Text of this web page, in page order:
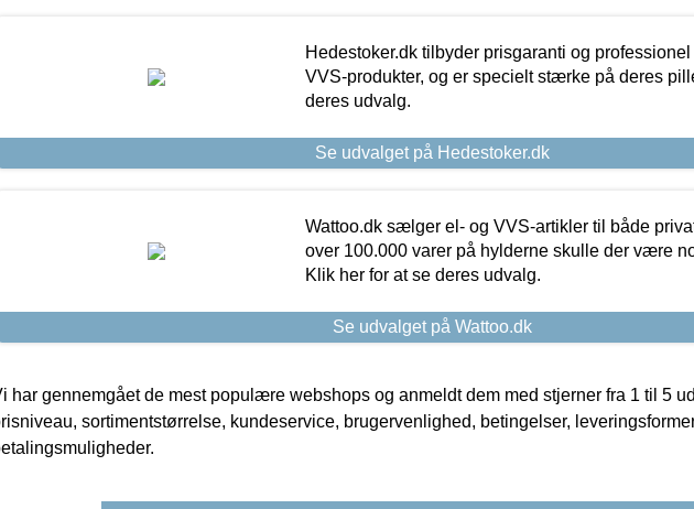
Hedestoker.dk tilbyder prisgaranti og
VVS-produkter, og er specielt stærke på deres
deres udvalg.
Se udvalget på Hedestoker.dk
Wattoo.dk sælger el- og VVS-artikler til både
over 100.000 varer på hylderne skulle der være
Klik her for at se deres udvalg.
Se udvalget på Wattoo.dk
har gennemgået de mest populære webshops og anmeldt dem med stjerner fra 1 til 5
sortimentstørrelse, kundeservice, brugervenlighed, betingelser,